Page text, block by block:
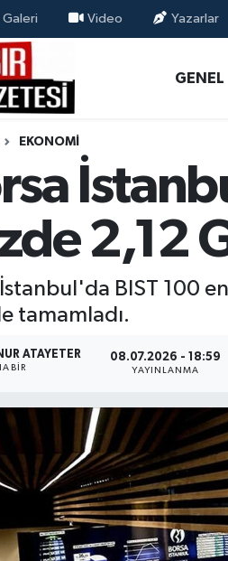
Galeri Video Yazarlar
GENEL
EKONOMI
2,12
İstanbul'da BIST 100
tamamladı.
ATAYETER 08.07.2026 - 18:59
YAYINLANMA
Eczaneler
Haritası
ve Fikstür